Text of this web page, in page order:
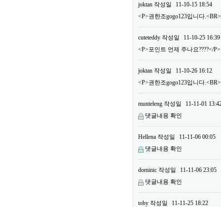
joktan 작성일
11-10-15 18:54
<P>권한조gogo123입니다
cuteteddy 작성일
11-10-25 16:39
<P>포인트 언제 주나요????</P>
joktan 작성일
11-10-26 16:12
<P>권한조gogo123입니다
munteleng 작성일
11-11-01
댓글내용 확인
Hellena 작성일
11-11-06 00:05
댓글내용 확인
dominic 작성일
11-11-06 23:05
댓글내용 확인
toby 작성일
11-11-25 18:22